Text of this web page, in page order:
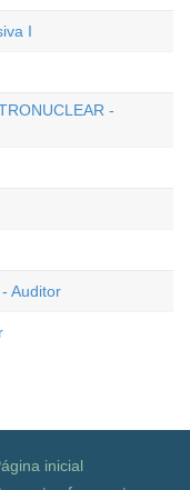
I
-
Auditor
inicial